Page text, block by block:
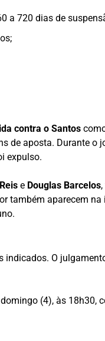
a 720 dias de
contra o Santos
de aposta. Durante o
expulso.
e Douglas Barcelos
também aparecem
indicados. O
(4), às 18h30,